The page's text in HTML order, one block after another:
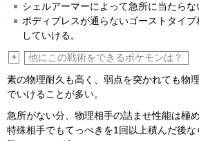
シェルアーマーによって急所に当たらな
ボディプレスが通らないゴーストタイ
していける。
+ 他にこの戦術をできるポケモンは？
素の物理耐久も高く、弱点を突かれても物
でいけることが多い。
急所がない分、物理相手の詰ませ性能は極め
特殊相手でもてっぺきを1回以上積んだ後な